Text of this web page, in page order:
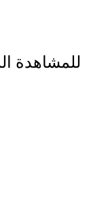
للمشاهدة